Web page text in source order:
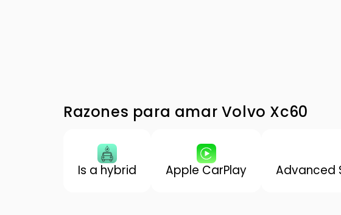
Razones para amar Volvo Xc60
Is a hybrid Apple CarPlay Advanced